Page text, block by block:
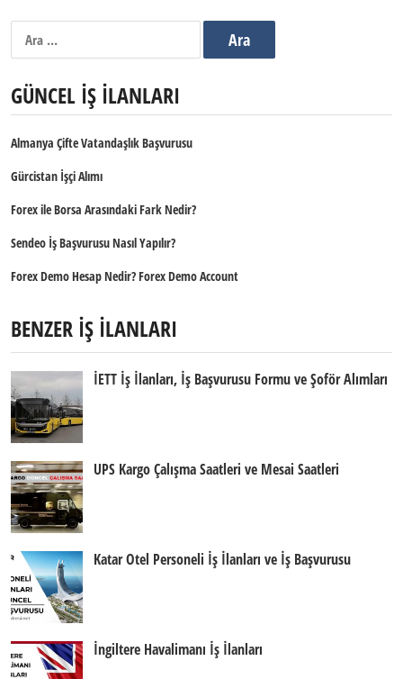
GÜNCEL İŞ İLANLARI
Almanya Çifte Vatandaşlık Başvurusu
Gürcistan İşçi Alımı
Forex ile Borsa Arasındaki Fark Nedir?
Sendeo İş Başvurusu Nasıl Yapılır?
Forex Demo Hesap Nedir? Forex Demo Account
BENZER İŞ İLANLARI
İETT İş İlanları, İş Başvurusu Formu ve Şoför Alımları
UPS Kargo Çalışma Saatleri ve Mesai Saatleri
Katar Otel Personeli İş İlanları ve İş Başvurusu
İngiltere Havalimanı İş İlanları